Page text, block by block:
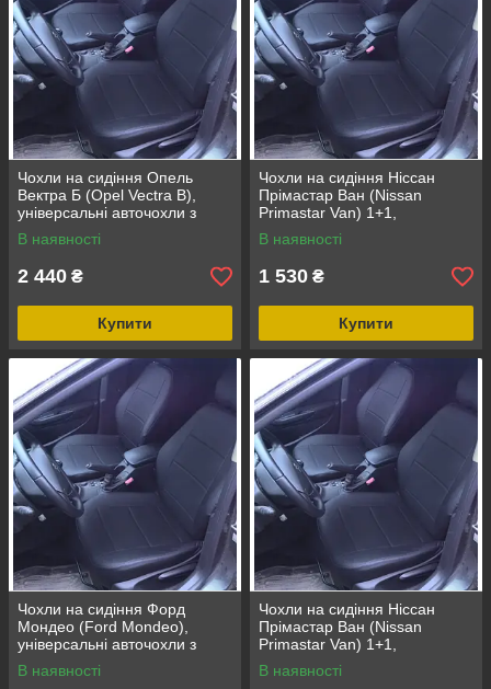
Чохли на сидіння Опель
Вектра Б (Opel Vectra B),
універсальні авточохли з
екошкіри в Україні
В наявності
2 440 ₴
Купити
Чохли на сидіння Ніссан
Прімастар Ван (Nissan
Primastar Van) 1+1,
універсальні авточохли з
екошкіри в Україні
В наявності
1 530 ₴
Купити
Чохли на сидіння Форд
Мондео (Ford Mondeo),
універсальні авточохли з
екошкіри в Україні
В наявності
Чохли на сидіння Ніссан
Прімастар Ван (Nissan
Primastar Van) 1+1,
універсальні авточохли з
екошкіри в Україні
В наявності